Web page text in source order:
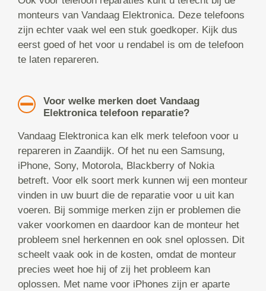
monteurs van Vandaag Elektronica. Deze telefoons
zijn echter vaak wel een stuk goedkoper. Kijk dus
eerst goed of het voor u rendabel is om de telefoon
te laten repareren.
Voor welke merken doet Vandaag
Elektronica telefoon reparatie?
Vandaag Elektronica kan elk merk telefoon voor u
repareren in Zaandijk. Of het nu een Samsung,
iPhone, Sony, Motorola, Blackberry of Nokia
betreft. Voor elk soort merk kunnen wij een monteur
vinden in uw buurt die de reparatie voor u uit kan
voeren. Bij sommige merken zijn er problemen die
vaker voorkomen en daardoor kan de monteur het
probleem snel herkennen en ook snel oplossen. Dit
scheelt vaak ook in de kosten, omdat de monteur
precies weet hoe hij of zij het probleem kan
oplossen. Met name voor iPhones zijn er aparte